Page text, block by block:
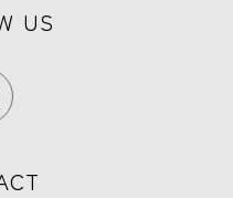
US